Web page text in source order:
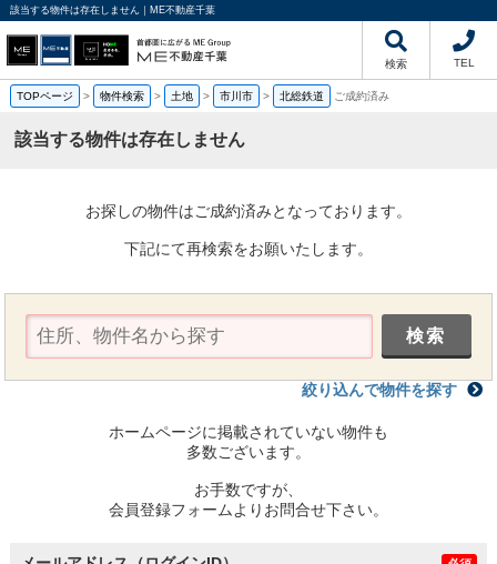
該当する物件は存在しません｜ME不動産千葉
検索 TEL
TOPページ > 物件検索 > 土地 > 市川市 > 北総鉄道 ご成約済み
該当する物件は存在しません
お探しの物件はご成約済みとなっております。
下記にて再検索をお願いたします。
絞り込んで物件を探す
ホームページに掲載されていない物件も
多数ございます。
お手数ですが、
会員登録フォームよりお問合せ下さい。